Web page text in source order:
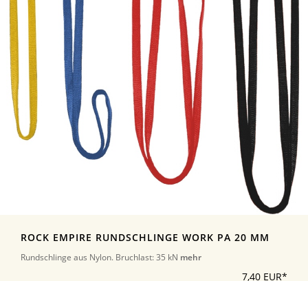
ROCK EMPIRE RUNDSCHLINGE WORK PA 20 MM
Rundschlinge aus Nylon. Bruchlast: 35 kN mehr
7,40 EUR*